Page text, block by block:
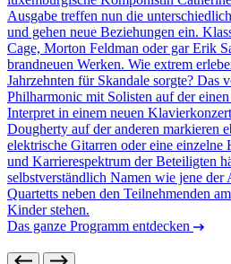
Ausgabe treffen nun die
und gehen neue Beziehungen ein.
Cage, Morton Feldman oder gar Erik
brandneuen Werken. Wie extrem
Jahrzehnten für Skandale sorgte? Das
Philharmonic mit Solisten auf der
Interpret in einem neuen
Dougherty auf der anderen markieren
elektrische Gitarren oder eine einzelne
und Karrierespektrum der Beteiligten
selbstverständlich Namen wie jene der
Quartetts neben den Teilnehmenden
Kinder stehen.
Das ganze Programm entdecken